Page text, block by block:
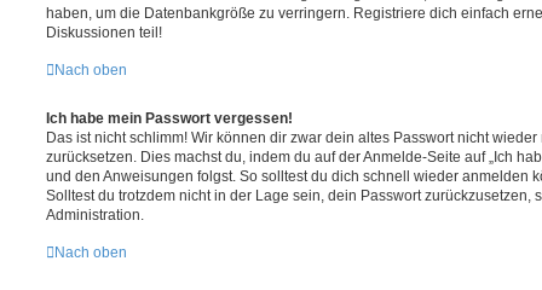
haben, um die Datenbankgröße zu verringern. Registriere dich einfach
Diskussionen teil!
Nach oben
Ich habe mein Passwort vergessen!
Das ist nicht schlimm! Wir können dir zwar dein altes Passwort nicht
zurücksetzen. Dies machst du, indem du auf der Anmelde-Seite auf „Ich
und den Anweisungen folgst. So solltest du dich schnell wieder anmelden
Solltest du trotzdem nicht in der Lage sein, dein Passwort zurückzusetzen,
Administration.
Nach oben